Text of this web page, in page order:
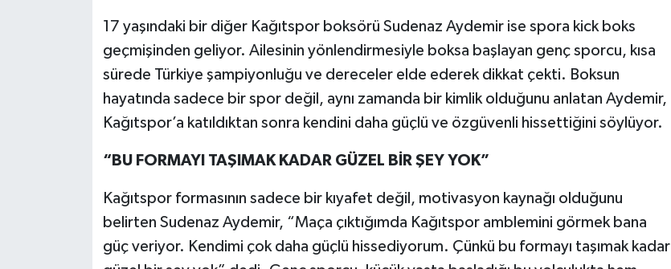
17 yaşındaki bir diğer Kağıtspor boksörü Sudenaz Aydemir ise spora kick boks
geçmişinden geliyor. Ailesinin yönlendirmesiyle boksa başlayan genç sporcu, kısa
sürede Türkiye şampiyonluğu ve dereceler elde ederek dikkat çekti. Boksun
hayatında sadece bir spor değil, aynı zamanda bir kimlik olduğunu anlatan Aydemir,
Kağıtspor’a katıldıktan sonra kendini daha güçlü ve özgüvenli hissettiğini söylüyor.
“BU FORMAYI TAŞIMAK KADAR GÜZEL BİR ŞEY YOK”
Kağıtspor formasının sadece bir kıyafet değil, motivasyon kaynağı olduğunu
belirten Sudenaz Aydemir, “Maça çıktığımda Kağıtspor amblemini görmek bana
güç veriyor. Kendimi çok daha güçlü hissediyorum. Çünkü bu formayı taşımak kadar